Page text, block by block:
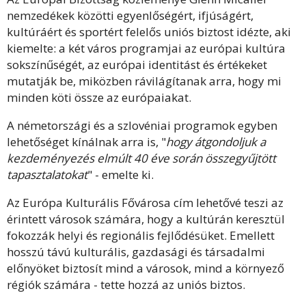
nemzedékek közötti egyenlőségért, ifjúságért,
kultúráért és sportért felelős uniós biztost idézte, aki
kiemelte: a két város programjai az európai kultúra
sokszínűségét, az európai identitást és értékeket
mutatják be, miközben rávilágítanak arra, hogy mi
minden köti össze az európaiakat.
A németországi és a szlovéniai programok egyben
lehetőséget kínálnak arra is, "hogy átgondoljuk a
kezdeményezés elmúlt 40 éve során összegyűjtött
tapasztalatokat" - emelte ki.
Az Európa Kulturális Fővárosa cím lehetővé teszi az
érintett városok számára, hogy a kultúrán keresztül
fokozzák helyi és regionális fejlődésüket. Emellett
hosszú távú kulturális, gazdasági és társadalmi
előnyöket biztosít mind a városok, mind a környező
régiók számára - tette hozzá az uniós biztos.